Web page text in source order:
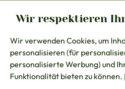
RECHTLICHES
BERATUNG
KONTAKT
Wir respektieren
Wir verwenden Cookies, um
personalisieren (für
personalisierte Werbung) und
Funktionalität bieten zu können.